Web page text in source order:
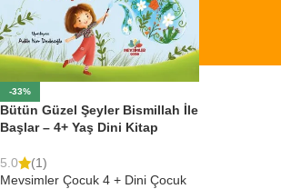
-33%
Bütün Güzel Şeyler Bismillah İle
Başlar – 4+ Yaş Dini Kitap
5.0
(1)
Mevsimler Çocuk 4 + Dini Çocuk